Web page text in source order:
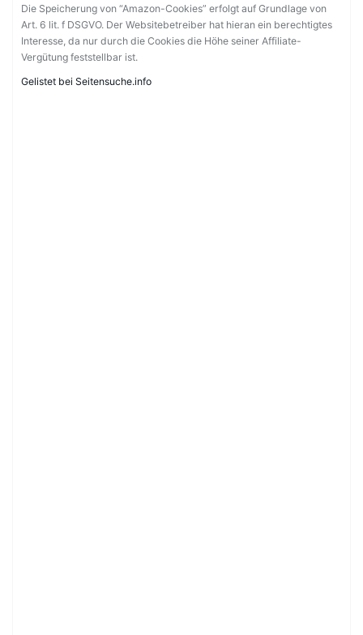
Die Speicherung von “Amazon-Cookies” erfolgt auf Grundlage von
Art. 6 lit. f DSGVO. Der Websitebetreiber hat hieran ein berechtigtes
Interesse, da nur durch die Cookies die Höhe seiner Affiliate-
Vergütung feststellbar ist.
Gelistet bei Seitensuche.info